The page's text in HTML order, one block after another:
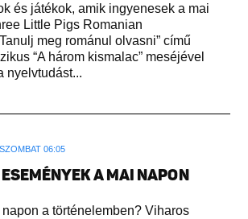
és játékok, amik ingyenesek a mai
Little Pigs Romanian
meg románul olvasni” című
“A három kismalac” meséjével
nyelvtudást...
SZOMBAT 06:05
A MAI NAPON
napon a történelemben? Viharos